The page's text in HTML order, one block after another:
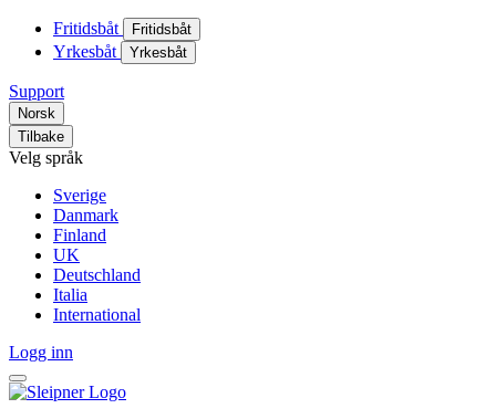
Fritidsbåt Fritidsbåt
Yrkesbåt Yrkesbåt
Support
Norsk
Tilbake
Velg språk
Sverige
Danmark
Finland
UK
Deutschland
Italia
International
Logg inn